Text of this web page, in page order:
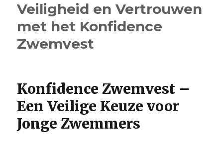
Veiligheid en Vertrouwen
met het Konfidence
Zwemvest
Konfidence Zwemvest –
Een Veilige Keuze voor
Jonge Zwemmers